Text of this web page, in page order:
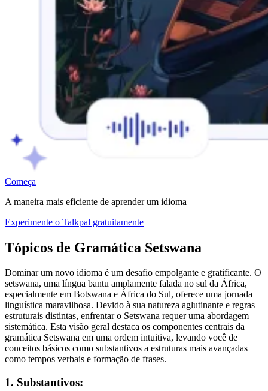
Começa
A maneira mais eficiente de aprender um idioma
Experimente o Talkpal gratuitamente
Tópicos de Gramática Setswana
Dominar um novo idioma é um desafio empolgante e gratificante. O
setswana, uma língua bantu amplamente falada no sul da África,
especialmente em Botswana e África do Sul, oferece uma jornada
linguística maravilhosa. Devido à sua natureza aglutinante e regras
estruturais distintas, enfrentar o Setswana requer uma abordagem
sistemática. Esta visão geral destaca os componentes centrais da
gramática Setswana em uma ordem intuitiva, levando você de
conceitos básicos como substantivos a estruturas mais avançadas
como tempos verbais e formação de frases.
1. Substantivos: